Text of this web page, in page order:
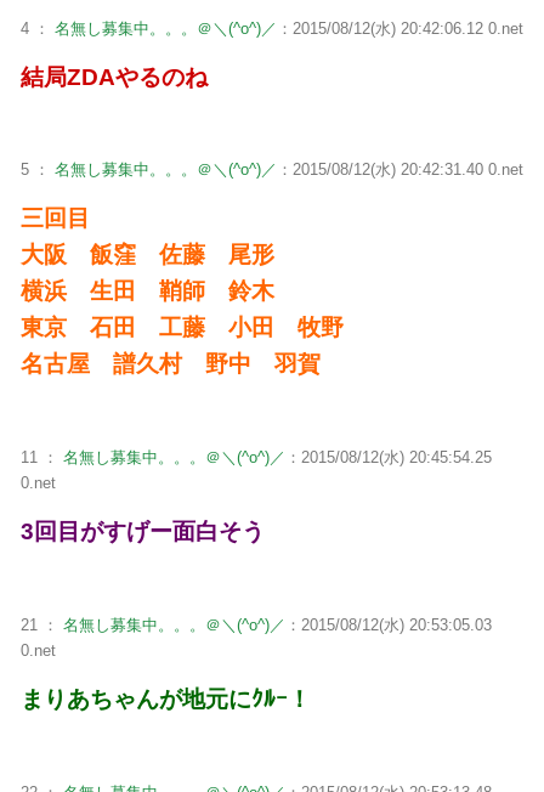
4 ： 名無し募集中。。。＠＼(^o^)／ ：2015/08/12(水) 20:42:06.12 0.net
結局ZDAやるのね
5 ： 名無し募集中。。。＠＼(^o^)／ ：2015/08/12(水) 20:42:31.40 0.net
三回目
大阪 飯窪 佐藤 尾形
横浜 生田 鞘師 鈴木
東京 石田 工藤 小田 牧野
名古屋 譜久村 野中 羽賀
11 ： 名無し募集中。。。＠＼(^o^)／ ：2015/08/12(水) 20:45:54.25
0.net
3回目がすげー面白そう
21 ： 名無し募集中。。。＠＼(^o^)／ ：2015/08/12(水) 20:53:05.03
0.net
まりあちゃんが地元にｸﾙｰ！